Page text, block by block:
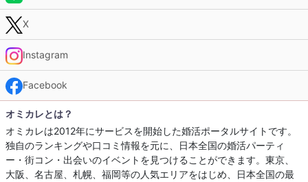
X
Instagram
Facebook
オミカレとは？
オミカレは2012年にサービスを開始した婚活ポータルサイトです。
独自のランキングや口コミ情報を元に、日本全国の婚活パーティ
ー・街コン・出会いのイベントを見つけることができます。東京、
大阪、名古屋、札幌、福岡等の人気エリアをはじめ、日本全国の最